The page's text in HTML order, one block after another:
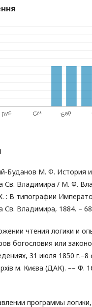
Буданов М. Ф. История
Св. Владимира / М. Ф.
: В типографии
Св. Владимира, 1884. –
чтения логики и
богословия или
31 июля 1850 г.–8
м. Києва (ДАК). –– Ф.
программы логики,